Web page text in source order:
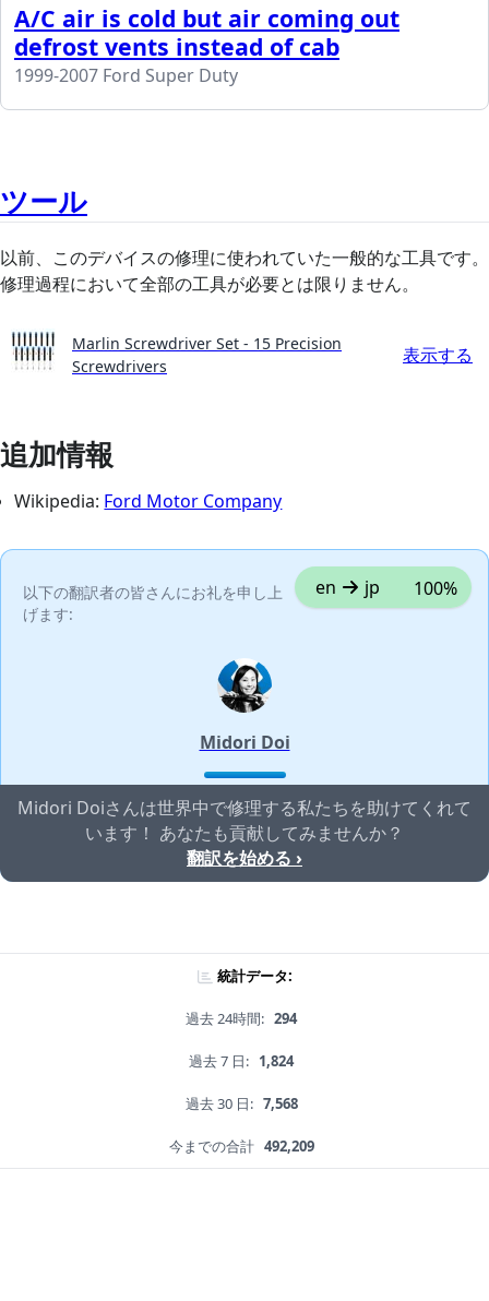
A/C air is cold but air coming out
defrost vents instead of cab
1999-2007 Ford Super Duty
ツール
以前、このデバイスの修理に使われていた一般的な工具です。
修理過程において全部の工具が必要とは限りません。
Marlin Screwdriver Set - 15 Precision
Screwdrivers
表示する
追加情報
Wikipedia: Ford Motor Company
以下の翻訳者の皆さんにお礼を申し上
げます:
en jp 100%
Midori Doi
Midori Doiさんは世界中で修理する私たちを助けてくれて
います！ あなたも貢献してみませんか？
翻訳を始める ›
統計データ:
過去 24時間: 294
過去 7 日: 1,824
過去 30 日: 7,568
今までの合計 492,209